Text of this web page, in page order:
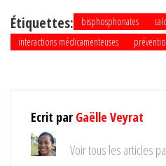
Étiquettes: bisphosphonates
interactions médicamenteuses
Ecrit par Gaëlle Veyrat
Voir tous les articles